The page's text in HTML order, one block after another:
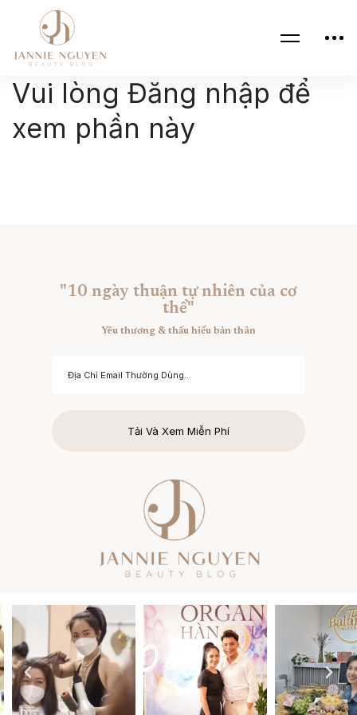
Vui lòng Đăng nhập để
xem phần này
"10 ngày thuận tự nhiên của cơ
thể"
Yêu thương & thấu hiểu bản thân
Tải Và Xem Miễn Phí